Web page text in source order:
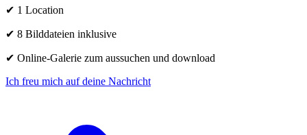
✔ 1 Location
✔ 8 Bilddateien inklusive
✔ Online-Galerie zum aussuchen und download
Ich freu mich auf deine Nachricht